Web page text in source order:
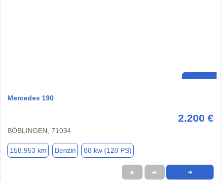
Mercedes 190
2.200 €
BÖBLINGEN, 71034
158.953 km Benzin 88 kw (120 PS)
★ ➦ ➜